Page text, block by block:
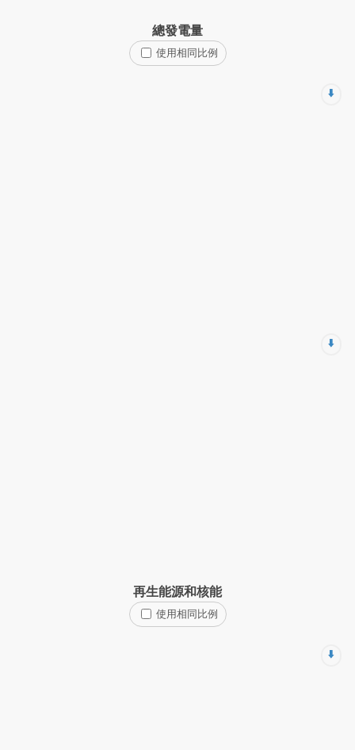
總發電量
使用相同比例
⬇️
⬇️
再生能源和核能
使用相同比例
⬇️